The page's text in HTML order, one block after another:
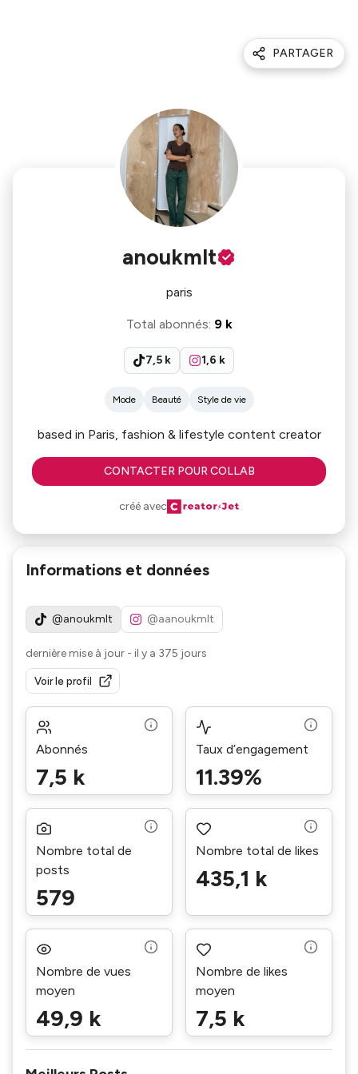
PARTAGER
anoukmlt
paris
Total abonnés: 9 k
7,5 k 1,6 k
Mode Beauté Style de vie
based in Paris, fashion & lifestyle content creator
CONTACTER POUR COLLAB
créé avec
Informations et données
@anoukmlt @aanoukmlt
dernière mise à jour - il y a 375 jours
Voir le profil
Abonnés
7,5 k
Taux d’engagement
11.39%
Nombre total de
posts
579
Nombre total de likes
435,1 k
Nombre de vues
moyen
49,9 k
Nombre de likes
moyen
7,5 k